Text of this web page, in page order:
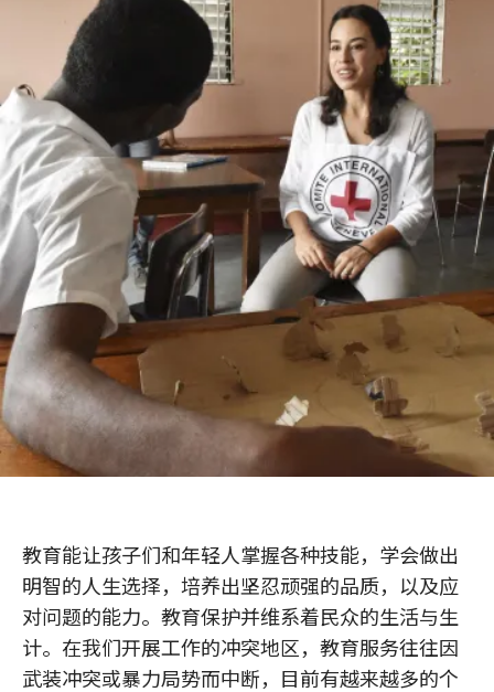
教育能让孩子们和年轻人掌握各种技能，学会做出
明智的人生选择，培养出坚忍顽强的品质，以及应
对问题的能力。教育保护并维系着民众的生活与生
计。在我们开展工作的冲突地区，教育服务往往因
武装冲突或暴力局势而中断，目前有越来越多的个